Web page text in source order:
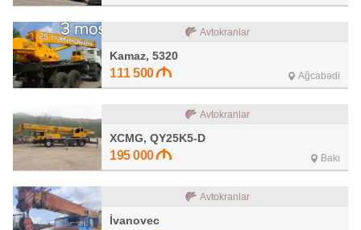
Avtokranlar
Kamaz, 5320
111 500 Ağcabədi
Avtokranlar
XCMG, QY25K5-D
195 000 Bakı
Avtokranlar
İvanovec